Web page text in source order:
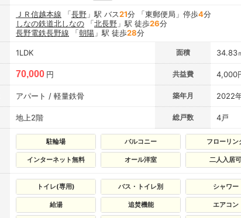
ＪＲ信越本線 「長野 」駅 バス21分 「東郵便局」停歩4分
しなの鉄道北しなの 「北長野 」駅 徒歩26分
長野電鉄長野線 「朝陽 」駅 徒歩28分
1LDK 面積 34.83
70,000 円 共益費 4,000
アパート / 軽量鉄骨 築年月 2022
地上2階 総戸数 4戸
駐輪場 バルコニー フローリン
インターネット無料 オール洋室 二人入居可
トイレ(専用) バス・トイレ別 シャワー
給湯 追焚機能 エアコン